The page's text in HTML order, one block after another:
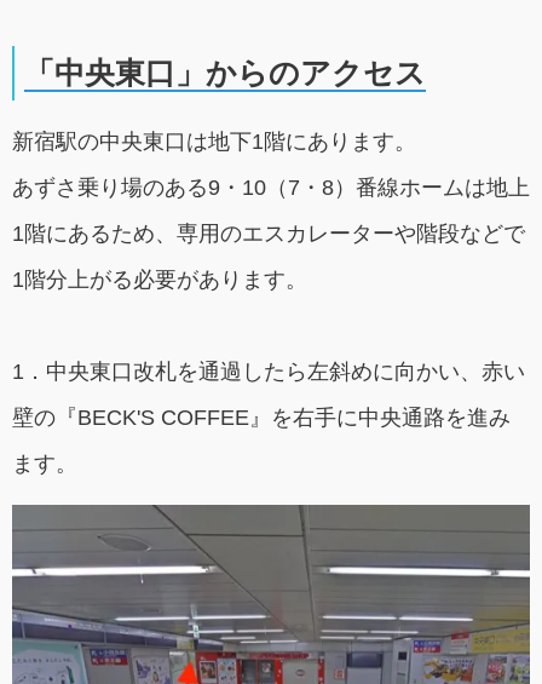
「中央東口」からのアクセス
新宿駅の中央東口は地下1階にあります。
あずさ乗り場のある9・10（7・8）番線ホームは地上
1階にあるため、専用のエスカレーターや階段などで
1階分上がる必要があります。
1．中央東口改札を通過したら左斜めに向かい、赤い
壁の『BECK'S COFFEE』を右手に中央通路を進み
ます。